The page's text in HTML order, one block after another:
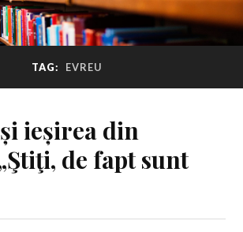
TAG: EVREU
ieșirea din
de fapt sunt